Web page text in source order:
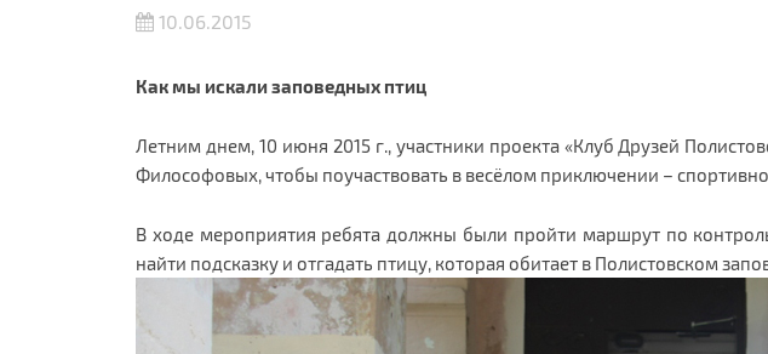
10.06.2015
Как мы искали заповедных птиц
Летним днем, 10 июня 2015 г., участники проекта «Клуб Друзей
Философовых, чтобы поучаствовать в весёлом приключении –
В ходе мероприятия ребята должны были пройти маршрут по
найти подсказку и отгадать птицу, которая обитает в Полистовском